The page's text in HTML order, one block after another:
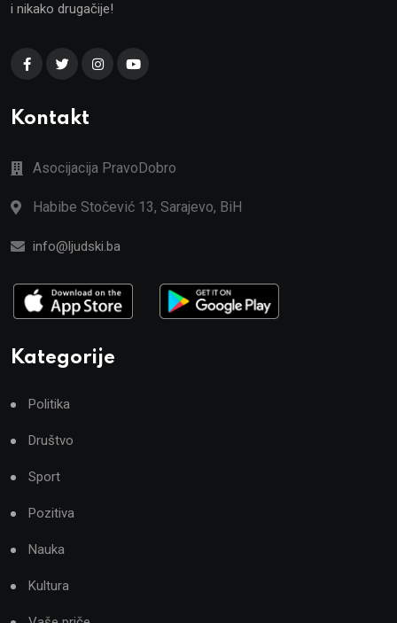
i nikako drugačije!
Kontakt
Asocijacija PravoDobro
Habibe Stočević 13, Sarajevo, BiH
info@ljudski.ba
Kategorije
Politika
Društvo
Sport
Pozitiva
Nauka
Kultura